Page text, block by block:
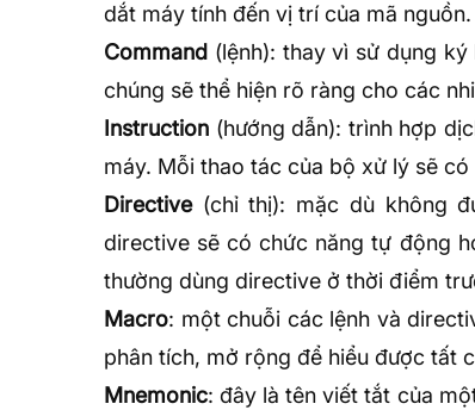
dắt máy tính đến vị trí của mã nguồn.
Command (lệnh): thay vì sử dụng
chúng sẽ thể hiện rõ ràng cho các
Instruction (hướng dẫn): trình hợp
máy. Mỗi thao tác của bộ xử lý sẽ
Directive(chỉ thị): mặc dù không
directive sẽ có chức năng tự động
thường dùng directive ở thời điểm
Macro: một chuỗi các lệnh và
phân tích, mở rộng để hiểu được tất
Mnemonic: đây là tên viết tắt của